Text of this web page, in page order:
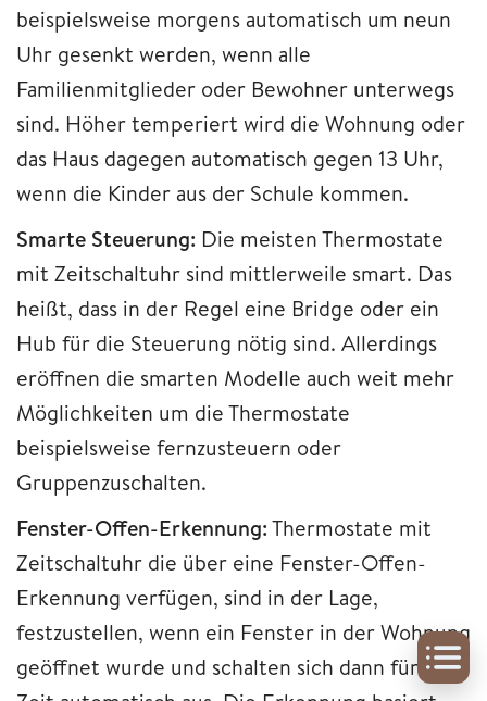
beispielsweise morgens automatisch um neun
Uhr gesenkt werden, wenn alle
Familienmitglieder oder Bewohner unterwegs
sind. Höher temperiert wird die Wohnung oder
das Haus dagegen automatisch gegen 13 Uhr,
wenn die Kinder aus der Schule kommen.
Smarte Steuerung: Die meisten Thermostate
mit Zeitschaltuhr sind mittlerweile smart. Das
heißt, dass in der Regel eine Bridge oder ein
Hub für die Steuerung nötig sind. Allerdings
eröffnen die smarten Modelle auch weit mehr
Möglichkeiten um die Thermostate
beispielsweise fernzusteuern oder
Gruppenzuschalten.
Fenster-Offen-Erkennung:Thermostate mit
Zeitschaltuhr die über eine Fenster-Offen-
Erkennung verfügen, sind in der Lage,
festzustellen, wenn ein Fenster in der Wohnung
geöffnet wurde und schalten sich dann für die